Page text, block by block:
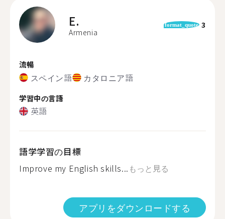
E.
Armenia
format_quote 3
流暢
スペイン語 カタロニア語
学習中の言語
英語
語学学習の目標
Improve my English skills... もっと見る
アプリをダウンロードする